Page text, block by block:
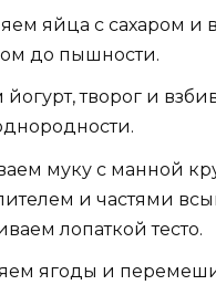
яйца с сахаром и
до пышности.
творог и
муку с манной
и частями
лопаткой тесто.
ягоды и